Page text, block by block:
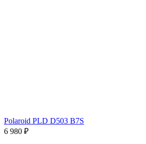
Polaroid PLD D503 B7S
6 980 ₽